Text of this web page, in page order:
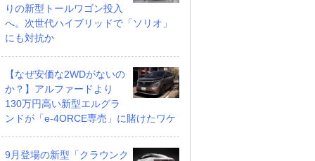
りの新型トールワゴン投入
へ。次世代ハイブリッドで「ソリオ」
にも対抗か
【なぜ安価な2WDがないの
か？】アルファードより
130万円高い新型エルグラ
ンドが「e-4ORCE専売」に賭けたワケ
9月登場の新型「クラウンク